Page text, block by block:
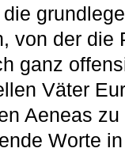
die
von der die
ganz
Väter
Aeneas
Worte